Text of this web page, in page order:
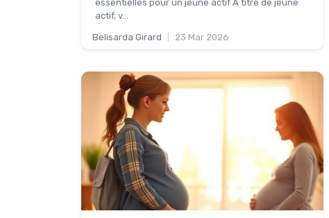
essentielles pour un jeune actif À titre de jeune
actif, v...
Belisarda Girard 23 Mar 2026